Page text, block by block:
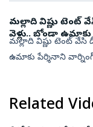
మల్లాది విష్ణు టెంట్ వేసి దీక్ష
వెళ్లు.. బోండా
మల్లాది విష్ణు టెంట్ వేసి దీక్ష చేస్తున్నాడు
ఉమాకు పేర్శినాని
Related